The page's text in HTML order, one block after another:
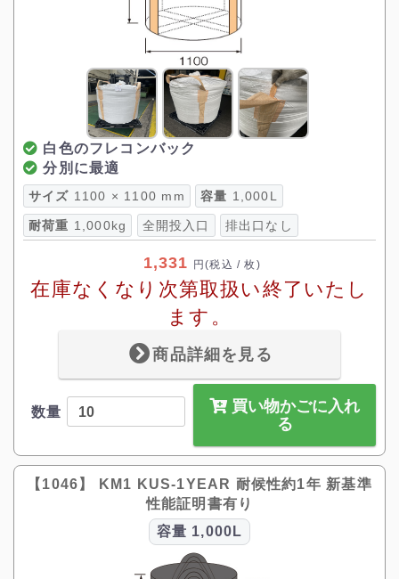
白色のフレコンバック
分別に最適
サイズ 1100 × 1100 mm 容量 1,000L
耐荷重 1,000kg 全開投入口 排出口なし
1,331 円(税込 / 枚)
在庫なくなり次第取扱い終了いたし
ます。
商品詳細を見る
数量
買い物かごに入れ
る
【1046】 KM1 KUS-1YEAR 耐候性約1年 新基準
性能証明書有り
容量 1,000L